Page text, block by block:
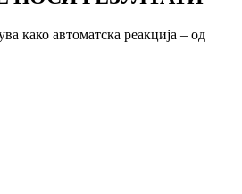
како автоматска реакција – од